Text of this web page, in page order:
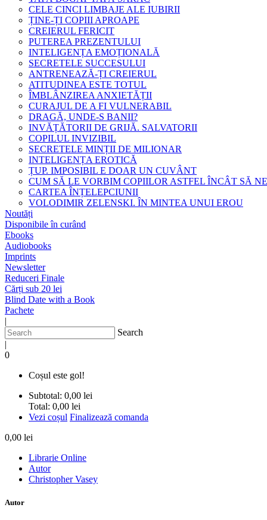
CELE CINCI LIMBAJE ALE IUBIRII
ȚINE-ȚI COPIII APROAPE
CREIERUL FERICIT
PUTEREA PREZENTULUI
INTELIGENȚA EMOȚIONALĂ
SECRETELE SUCCESULUI
ANTRENEAZĂ-ȚI CREIERUL
ATITUDINEA ESTE TOTUL
ÎMBLÂNZIREA ANXIETĂȚII
CURAJUL DE A FI VULNERABIL
DRAGĂ, UNDE-S BANII?
INVĂȚĂTORII DE GRIJĂ. SALVATORII
COPILUL INVIZIBIL
SECRETELE MINȚII DE MILIONAR
INTELIGENȚA EROTICĂ
ȚUP. IMPOSIBIL E DOAR UN CUVÂNT
CUM SĂ LE VORBIM COPIILOR ASTFEL ÎNCÂT SĂ
CARTEA ÎNȚELEPCIUNII
VOLODIMIR ZELENSKI. ÎN MINTEA UNUI EROU
Noutăți
Disponibile în curând
Ebooks
Audiobooks
Imprints
Newsletter
Reduceri Finale
Cărți sub 20 lei
Blind Date with a Book
Pachete
|
Search
|
0
Coșul este gol!
Subtotal: 0,00 lei
Total: 0,00 lei
Vezi coșul Finalizează comanda
0,00 lei
Librarie Online
Autor
Christopher Vasey
Autor